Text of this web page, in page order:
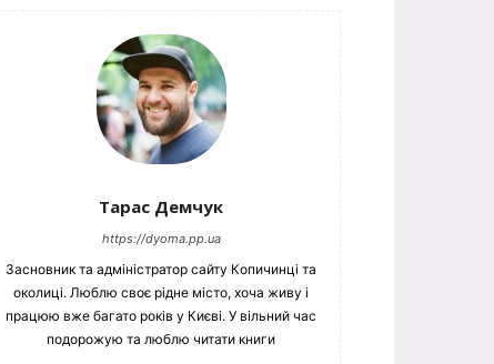
Тарас Демчук
https://dyoma.pp.ua
Засновник та адміністратор сайту Копичинці та
околиці. Люблю своє рідне місто, хоча живу і
працюю вже багато років у Києві. У вільний час
подорожую та люблю читати книги